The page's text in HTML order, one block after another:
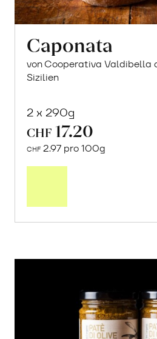
Caponata
von Cooperativa Valdibella
Sizilien
2 x 290g
CHF 17.20
CHF 2.97 pro 100g